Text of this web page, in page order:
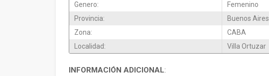
Genero:
Femenino
Provincia:
Buenos Aires
Zona:
CABA
Localidad:
Villa Ortuzar
INFORMACIÓN ADICIONAL: